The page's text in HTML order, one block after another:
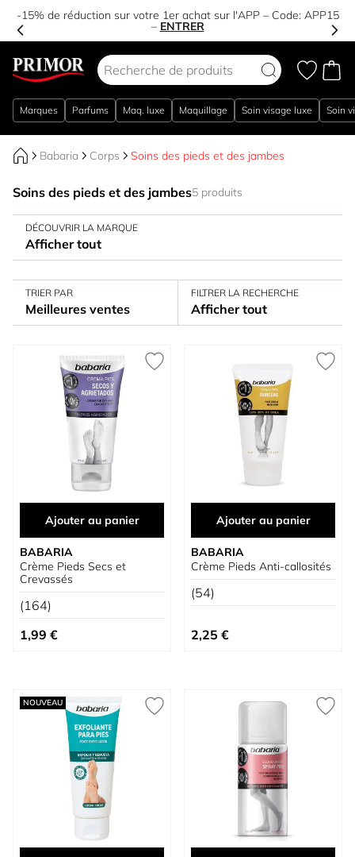
-15% de réduction sur votre 1er achat sur l'APP – Code: APP15
– ENTRER
Marques Parfums Maq. luxe Maquillage Soin visage luxe Soin
Babaria Corps Soins des pieds et des jambes
Soins des pieds et des jambes5 produits
DÉCOUVRIR LA MARQUE
Afficher tout
TRIER PAR
Meilleures ventes
FILTRER LA RECHERCHE
Afficher tout
Ajouter au panier
BABARIA
Crème Pieds Secs et
Crevassés
(164)
1,99 €
Ajouter au panier
BABARIA
Crème Pieds Anti-callosités
(54)
2,25 €
NOUVEAU